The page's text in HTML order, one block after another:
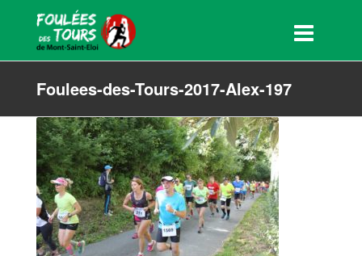
Foulees-des-Tours-2017-Alex-197